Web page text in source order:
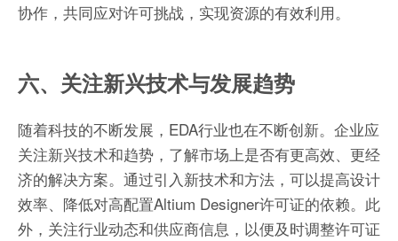
协作，共同应对许可挑战，实现资源的有效利用。
六、关注新兴技术与发展趋势
随着科技的不断发展，EDA行业也在不断创新。企业应
关注新兴技术和趋势，了解市场上是否有更高效、更经
济的解决方案。通过引入新技术和方法，可以提高设计
效率、降低对高配置Altium Designer许可证的依赖。此
外，关注行业动态和供应商信息，以便及时调整许可证